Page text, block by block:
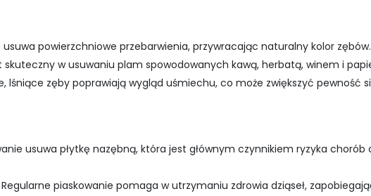
usuwa powierzchniowe przebarwienia, przywracając naturalny kolor zębów.
skuteczny w usuwaniu plam spowodowanych kawą, herbatą, winem i
lśniące zęby poprawiają wygląd uśmiechu, co może zwiększyć pewność
usuwa płytkę nazębną, która jest głównym czynnikiem ryzyka chorób
Regularne piaskowanie pomaga w utrzymaniu zdrowia dziąseł,